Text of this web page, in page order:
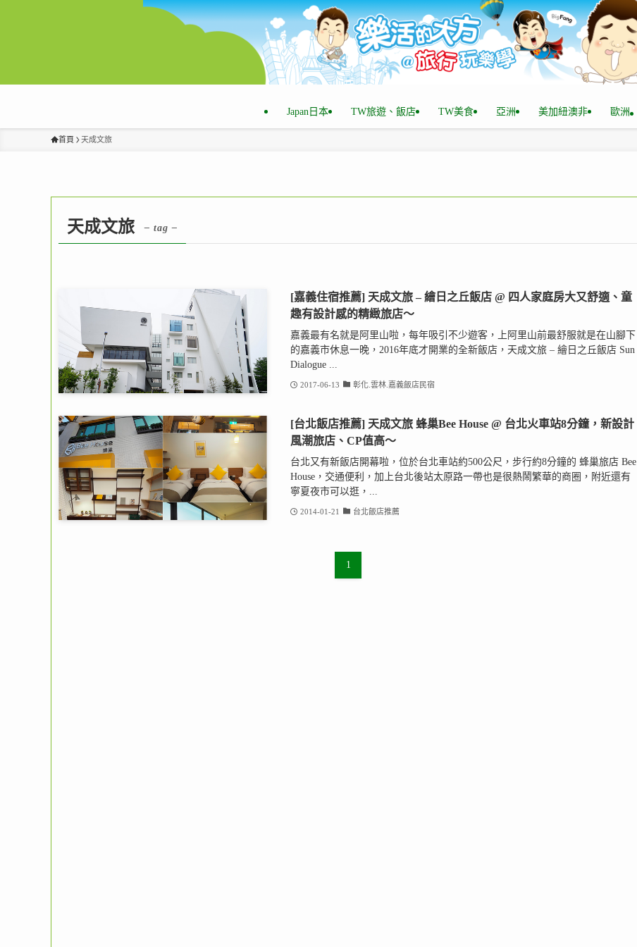
Japan日本 TW旅遊、飯店 TW美食 亞洲 美加紐澳非 歐洲
首頁 天成文旅
天成文旅 – tag –
[嘉義住宿推薦] 天成文旅 – 繪日之丘飯店 @ 四人家庭房大又舒適、童
趣有設計感的精緻旅店～
嘉義最有名就是阿里山啦，每年吸引不少遊客，上阿里山前最舒服就是在山腳下
的嘉義市休息一晚，2016年底才開業的全新飯店，天成文旅 – 繪日之丘飯店 Sun
Dialogue ...
2017-06-13 彰化.雲林.嘉義飯店民宿
[台北飯店推薦] 天成文旅 蜂巢Bee House @ 台北火車站8分鐘，新設計
風潮旅店、CP值高～
台北又有新飯店開幕啦，位於台北車站約500公尺，步行約8分鐘的 蜂巢旅店 Bee
House，交通便利，加上台北後站太原路一帶也是很熱鬧繁華的商圈，附近還有
寧夏夜市可以逛，...
2014-01-21 台北飯店推薦
1